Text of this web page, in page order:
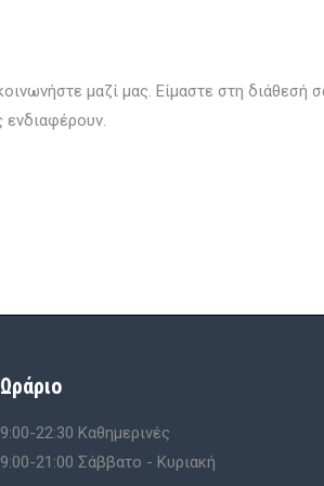
μαζί μας. Είμαστε στη διάθεσή
ενδιαφέρουν.
Ωράριο
9:00-22:30 Kαθημερινές
9:00-21:00 Σάββατο - Κυριακή